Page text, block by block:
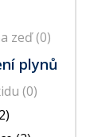
zeď(0)
plynů
(0)